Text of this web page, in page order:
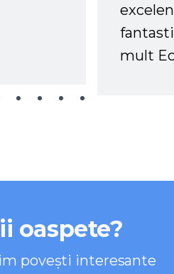
mult
oaspete?
povești interesante